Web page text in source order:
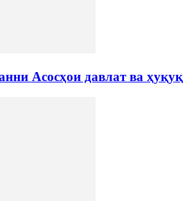
Асосҳои давлат ва ҳуқуқ